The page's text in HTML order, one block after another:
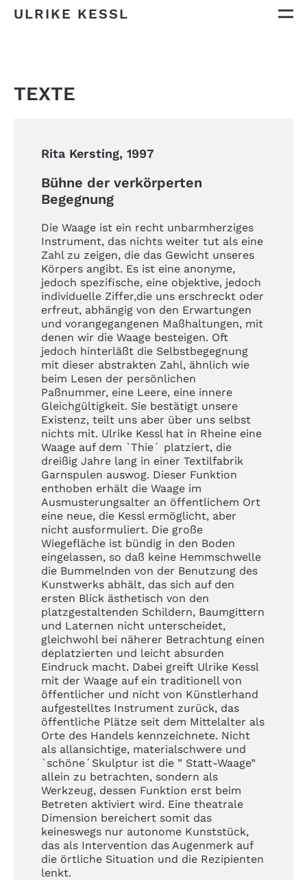
ULRIKE KESSL
TEXTE
Rita Kersting, 1997
Bühne der verkörperten
Begegnung
Die Waage ist ein recht unbarmherziges
Instrument, das nichts weiter tut als eine
Zahl zu zeigen, die das Gewicht unseres
Körpers angibt. Es ist eine anonyme,
jedoch spezifische, eine objektive, jedoch
individuelle Ziffer,die uns erschreckt oder
erfreut, abhängig von den Erwartungen
und vorangegangenen Maßhaltungen, mit
denen wir die Waage besteigen. Oft
jedoch hinterläßt die Selbstbegegnung
mit dieser abstrakten Zahl, ähnlich wie
beim Lesen der persönlichen
Paßnummer, eine Leere, eine innere
Gleichgültigkeit. Sie bestätigt unsere
Existenz, teilt uns aber über uns selbst
nichts mit. Ulrike Kessl hat in Rheine eine
Waage auf dem `Thie´ platziert, die
dreißig Jahre lang in einer Textilfabrik
Garnspulen auswog. Dieser Funktion
enthoben erhält die Waage im
Ausmusterungsalter an öffentlichem Ort
eine neue, die Kessl ermöglicht, aber
nicht ausformuliert. Die große
Wiegefläche ist bündig in den Boden
eingelassen, so daß keine Hemmschwelle
die Bummelnden von der Benutzung des
Kunstwerks abhält, das sich auf den
ersten Blick ästhetisch von den
platzgestaltenden Schildern, Baumgittern
und Laternen nicht unterscheidet,
gleichwohl bei näherer Betrachtung einen
deplatzierten und leicht absurden
Eindruck macht. Dabei greift Ulrike Kessl
mit der Waage auf ein traditionell von
öffentlicher und nicht von Künstlerhand
aufgestelltes Instrument zurück, das
öffentliche Plätze seit dem Mittelalter als
Orte des Handels kennzeichnete. Nicht
als allansichtige, materialschwere und
`schöne´Skulptur ist die ” Statt-Waage”
allein zu betrachten, sondern als
Werkzeug, dessen Funktion erst beim
Betreten aktiviert wird. Eine theatrale
Dimension bereichert somit das
keineswegs nur autonome Kunststück,
das als Intervention das Augenmerk auf
die örtliche Situation und die Rezipienten
lenkt.